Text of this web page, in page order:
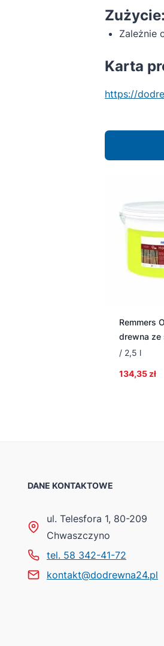
Zużycie:
Zależnie
Karta
https://
Remmers
drewna
/ 2,5 l
134,35zł
DANE KONTAKTOWE
ul. Telesfora 1, 80-209
Chwaszczyno
tel. 58 342-41-72
kontakt@dodrewna24.pl